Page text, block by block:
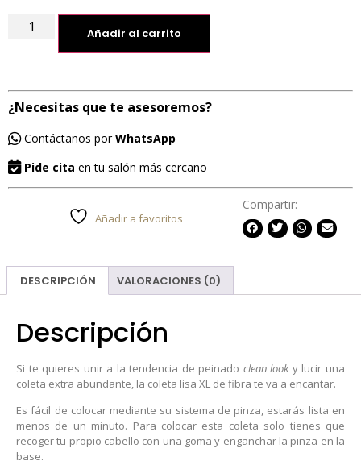
Añadir al carrito
¿Necesitas que te asesoremos?
Contáctanos porWhatsApp
Pide cita en tu salón más cercano
Añadir a favoritos
Compartir:
DESCRIPCIÓN VALORACIONES (0)
Descripción
Si te quieres unir a la tendencia de peinado clean looky lucir una
coleta extra abundante, la coleta lisa XL de fibra te va a encantar.
Es fácil de colocar mediante su sistema de pinza, estarás lista en
menos de un minuto. Para colocar esta coleta solo tienes que
recoger tu propio cabello con una goma y enganchar la pinza en la
base.